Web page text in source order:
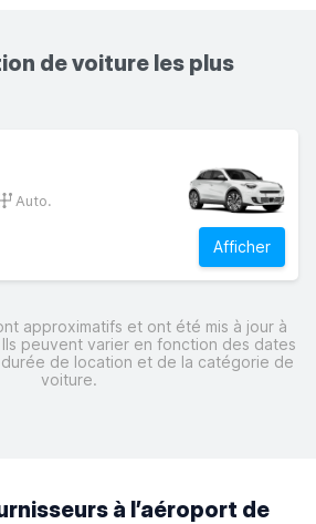
de voiture les plus
Auto.
Afficher
approximatifs et ont été mis à jour à
peuvent varier en fonction des dates
de location et de la catégorie de
voiture.
à l’aéroport de